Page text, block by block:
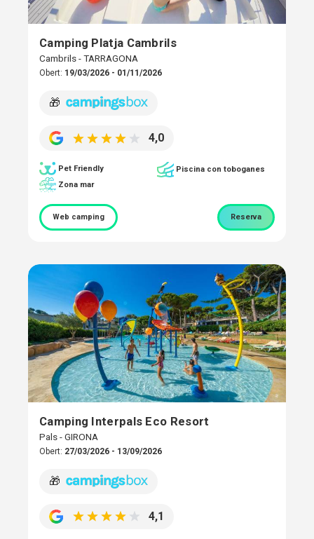
Camping Platja Cambrils
Cambrils - TARRAGONA
Obert: 19/03/2026 - 01/11/2026
🎁
4,0
Pet Friendly
Piscina con toboganes
Zona mar
Web camping Reserva
Camping Interpals Eco Resort
Pals - GIRONA
Obert: 27/03/2026 - 13/09/2026
🎁
4,1